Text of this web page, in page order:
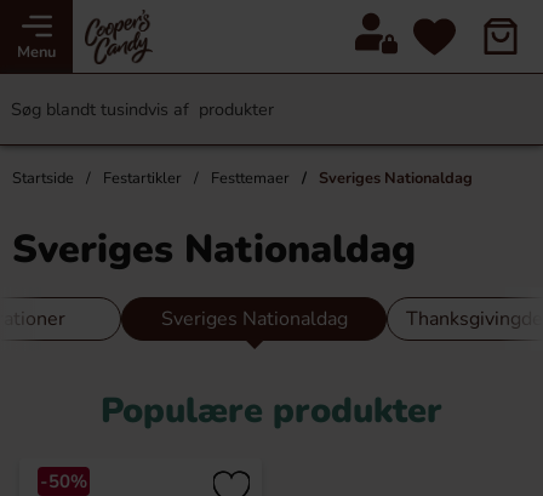
Menu
Startside Festartikler Festtemaer Sveriges Nationaldag
Sveriges Nationaldag
Sveriges Nationaldag
Populære produkter
-50%